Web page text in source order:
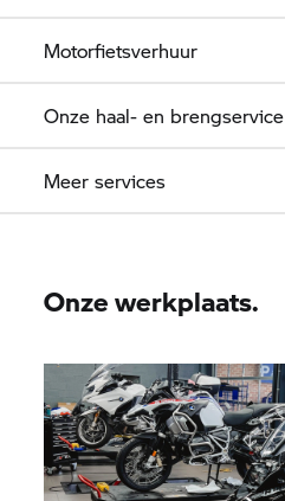
Motorfietsverhuur
Onze haal- en brengservice
Meer services
Onze werkplaats.